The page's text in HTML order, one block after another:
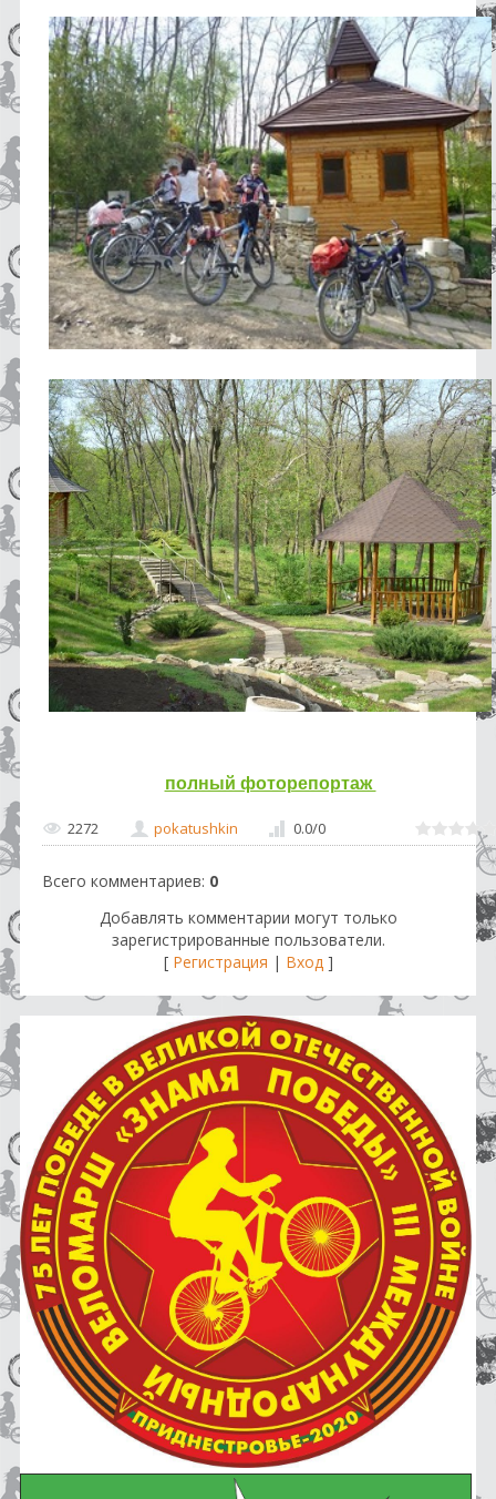
полный фоторепортаж
2272 pokatushkin 0.0/0
Всего комментариев: 0
Добавлять комментарии могут только
зарегистрированные пользователи.
[ Регистрация | Вход]